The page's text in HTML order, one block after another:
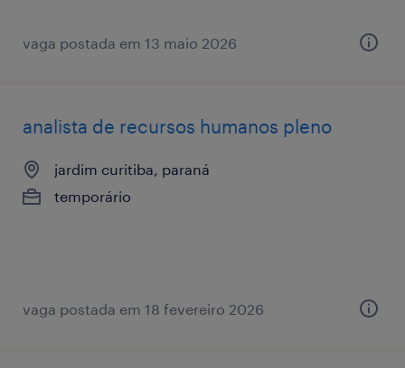
vaga postada em 13 maio 2026
analista de recursos humanos pleno
jardim curitiba, paraná
temporário
vaga postada em 18 fevereiro 2026